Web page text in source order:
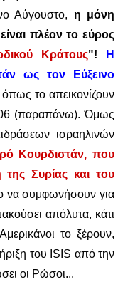
Αύγουστο, η μόνη
πλέον το εύρος
Κράτους"!
Η
ως τον Εύξεινο
όπως το απεικονίζουν
(παραπάνω). Όμως
ισραηλινών
Κουρδιστάν, που
Συρίας και του
να συμφωνήσουν για
απόλυτα, κάτι
το ξέρουν,
του ISIS από την
οι Ρώσοι...